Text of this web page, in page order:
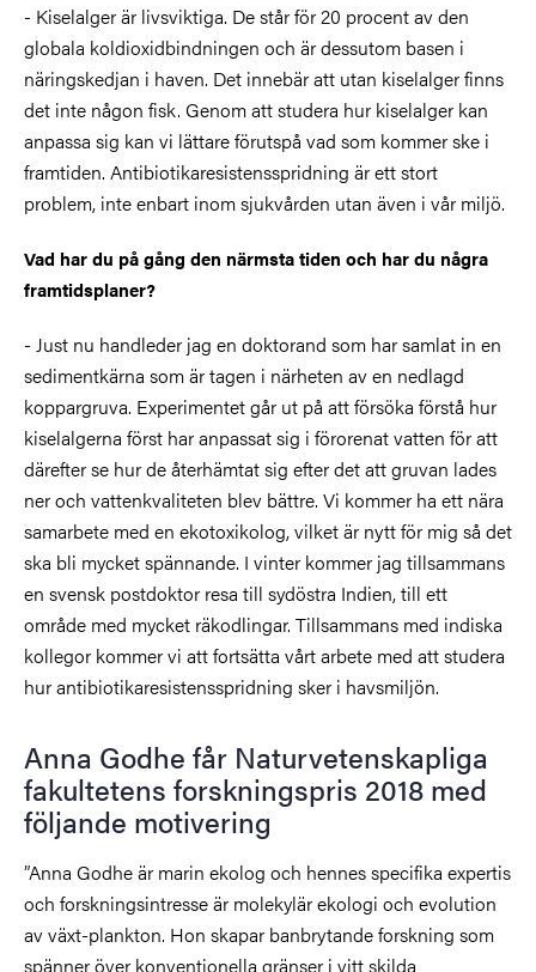
- Kiselalger är livsviktiga. De står för 20 procent av den
globala koldioxidbindningen och är dessutom basen i
näringskedjan i haven. Det innebär att utan kiselalger finns
det inte någon fisk. Genom att studera hur kiselalger kan
anpassa sig kan vi lättare förutspå vad som kommer ske i
framtiden. Antibiotikaresistensspridning är ett stort
problem, inte enbart inom sjukvården utan även i vår miljö.
Vad har du på gång den närmsta tiden och har du några
framtidsplaner?
- Just nu handleder jag en doktorand som har samlat in en
sedimentkärna som är tagen i närheten av en nedlagd
koppargruva. Experimentet går ut på att försöka förstå hur
kiselalgerna först har anpassat sig i förorenat vatten för att
därefter se hur de återhämtat sig efter det att gruvan lades
ner och vattenkvaliteten blev bättre. Vi kommer ha ett nära
samarbete med en ekotoxikolog, vilket är nytt för mig så det
ska bli mycket spännande. I vinter kommer jag tillsammans
en svensk postdoktor resa till sydöstra Indien, till ett
område med mycket räkodlingar. Tillsammans med indiska
kollegor kommer vi att fortsätta vårt arbete med att studera
hur antibiotikaresistensspridning sker i havsmiljön.
Anna Godhe får Naturvetenskapliga
fakultetens forskningspris 2018 med
följande motivering
”Anna Godhe är marin ekolog och hennes specifika expertis
och forskningsintresse är molekylär ekologi och evolution
av växt-plankton. Hon skapar banbrytande forskning som
spänner över konventionella gränser i vitt skilda